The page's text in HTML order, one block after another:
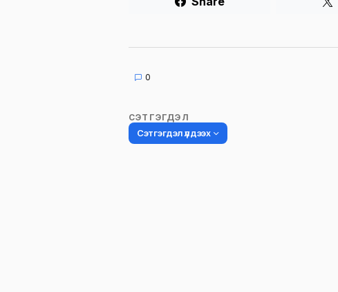
0
СЭТГЭГДЭЛ
Сэтгэгдэл үлдээх